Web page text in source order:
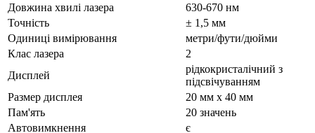
Довжина хвилі лазера
630-670 нм
Точність
± 1,5 мм
Одиниці вимірювання
метри/фути/дюйми
Клас лазера
2
Дисплей
рідкокристалічний з
підсвічуванням
Размер дисплея
20 мм х 40 мм
Пам'ять
20 значень
Автовимкнення
є